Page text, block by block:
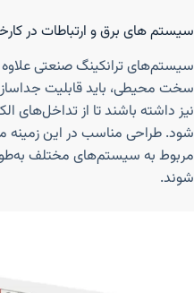
سیستم های برق و ارتباطات در
سیستم‌های ترانکینگ صنعتی علاوه
سخت محیطی، باید قابلیت
نیز داشته باشند تا از تداخل‌های
شود. طراحی مناسب در این
مربوط به سیستم‌های مختلف
شوند.